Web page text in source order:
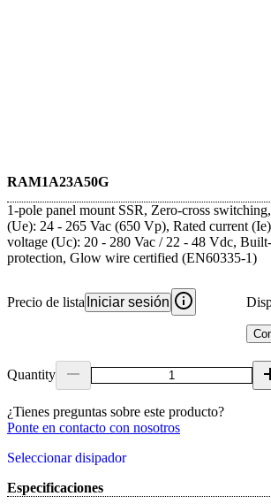
RAM1A23A50G
1-pole panel mount SSR, Zero-cross
(Ue): 24 - 265 Vac (650 Vp), Rated current
voltage (Uc): 20 - 280 Vac / 22 - 48 Vdc,
protection, Glow wire certified (EN60335-1)
Precio de lista Iniciar sesión
Quantity
¿Tienes preguntas sobre este producto?
Ponte en contacto con nosotros
Seleccionar disipador
Especificaciones